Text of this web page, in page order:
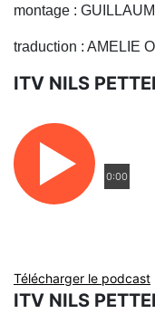
montage :
traduction : AMELIE
ITV NILS
0:00
Télécharger le podcast
ITV NILS